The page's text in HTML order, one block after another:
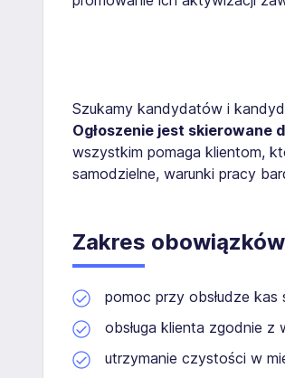
Szukamy kandydatów i
Ogłoszenie jest skierowane
wszystkim pomaga klientom,
samodzielne, warunki pracy
Zakres obowiązków
pomoc przy obsłudze kas
obsługa klienta zgodnie z
utrzymanie czystości w